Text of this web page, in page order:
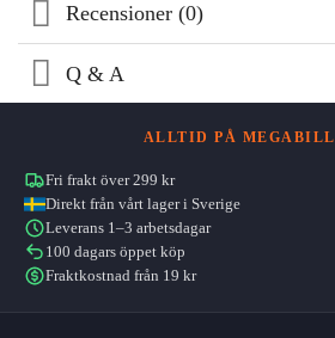
Recensioner (0)
Q & A
ALLTID PÅ
Fri frakt över 299 kr
Direkt från vårt lager i Sverige
Leverans 1–3 arbetsdagar
100 dagars öppet köp
Fraktkostnad från 19 kr